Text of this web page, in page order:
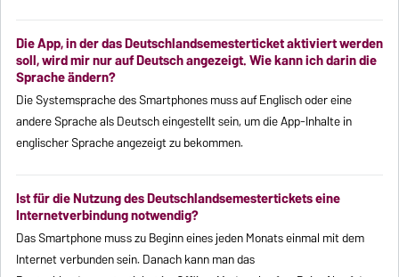
Die App, in der das Deutschlandsemesterticket aktiviert werden
soll, wird mir nur auf Deutsch angezeigt. Wie kann ich darin die
Sprache ändern?
Die Systemsprache des Smartphones muss auf Englisch oder eine
andere Sprache als Deutsch eingestellt sein, um die App-Inhalte in
englischer Sprache angezeigt zu bekommen.
Ist für die Nutzung des Deutschlandsemestertickets eine
Internetverbindung notwendig?
Das Smartphone muss zu Beginn eines jeden Monats einmal mit dem
Internet verbunden sein. Danach kann man das